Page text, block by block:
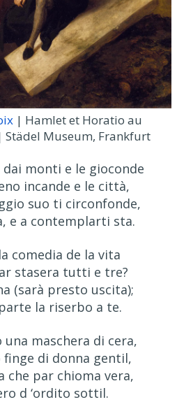
| Hamlet et Horatio au
Städel Museum, Frankfurt
dai monti e le gioconde
incande e le città,
suo ti circonfonde,
e a contemplarti sta.
comedia de la vita
stasera tutti e tre?
(sarà presto uscita);
la riserbo a te.
maschera di cera,
finge di donna gentil,
che par chioma vera,
d ‘ordito sottil.